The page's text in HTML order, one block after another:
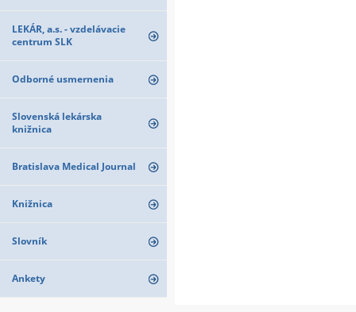
LEKÁR, a.s. - vzdelávacie
centrum SLK
Odborné usmernenia
Slovenská lekárska
knižnica
Bratislava Medical Journal
Knižnica
Slovník
Ankety